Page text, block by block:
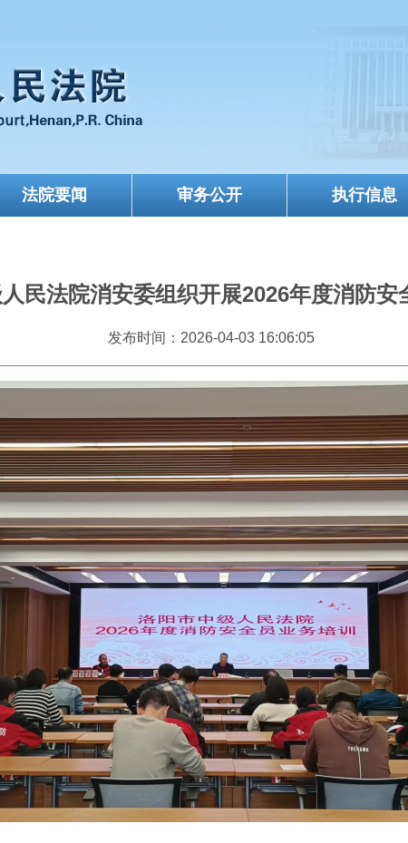
法院要闻 审务公开 执行信息
民法院消安委组织开展2026年度消防安
发布时间：2026-04-03 16:06:05